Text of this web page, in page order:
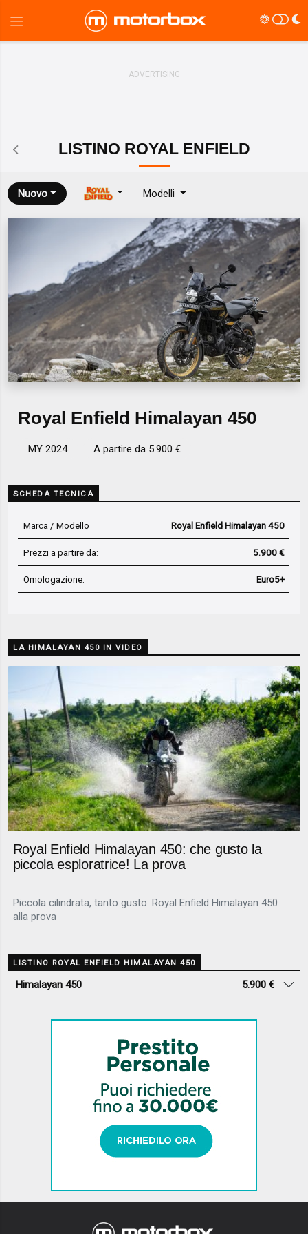
LISTINO ROYAL ENFIELD
Nuovo Modelli
Royal Enfield Himalayan 450
MY 2024 A partire da 5.900 €
SCHEDA TECNICA
Marca / Modello Royal Enfield Himalayan 450
Prezzi a partire da: 5.900 €
Omologazione: Euro5+
LA HIMALAYAN 450 IN VIDEO
Royal Enfield Himalayan 450: che gusto la
piccola esploratrice! La prova
Piccola cilindrata, tanto gusto. Royal Enfield Himalayan 450
alla prova
LISTINO ROYAL ENFIELD HIMALAYAN 450
Himalayan 450 5.900 €